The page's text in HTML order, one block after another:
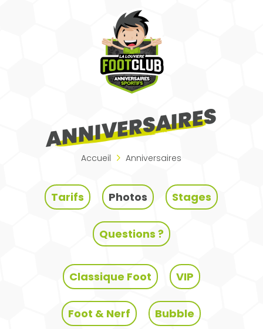
ANNIVERSAIRES
Accueil Anniversaires
Tarifs Photos Stages
Questions ?
Classique Foot VIP
Foot & Nerf Bubble